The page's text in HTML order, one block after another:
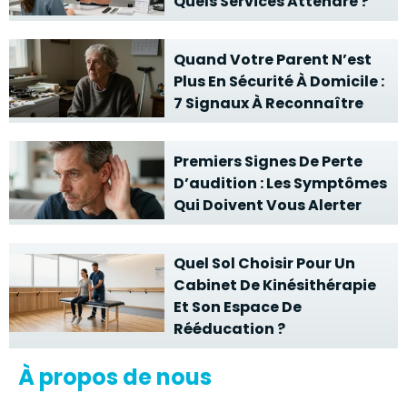
Quand Votre Parent N’est
Plus En Sécurité À Domicile :
7 Signaux À Reconnaître
Premiers Signes De Perte
D’audition : Les Symptômes
Qui Doivent Vous Alerter
Quel Sol Choisir Pour Un
Cabinet De Kinésithérapie
Et Son Espace De
Rééducation ?
À propos de nous